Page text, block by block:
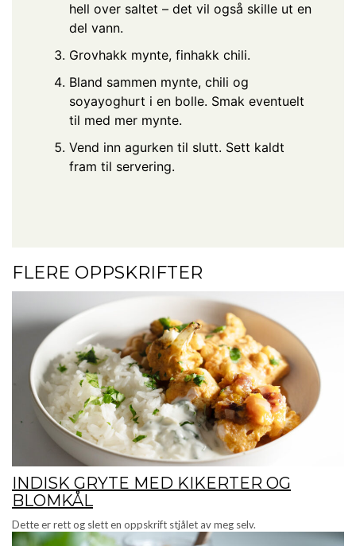
hell over saltet – det vil også skille ut en
del vann.
Grovhakk mynte, finhakk chili.
Bland sammen mynte, chili og
soyayoghurt i en bolle. Smak eventuelt
til med mer mynte.
Vend inn agurken til slutt. Sett kaldt
fram til servering.
FLERE OPPSKRIFTER
INDISK GRYTE MED KIKERTER OG
BLOMKÅL
Dette er rett og slett en oppskrift stjålet av meg selv.